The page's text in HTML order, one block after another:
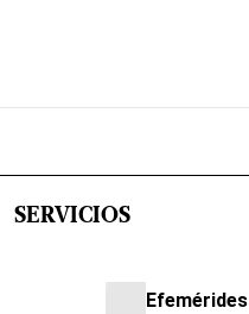
SERVICIOS
Efemérides